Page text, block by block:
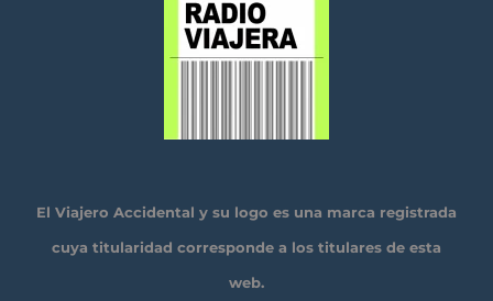
El Viajero Accidental y su logo es una marca registrada
cuya titularidad corresponde a los titulares de esta
web.